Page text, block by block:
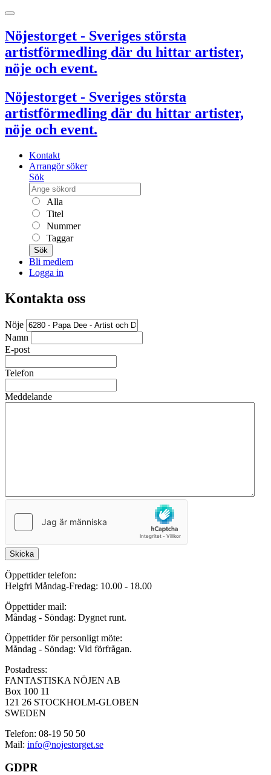
Nöjestorget - Sveriges största
artistförmedling där du hittar artister,
nöje och event.
Nöjestorget - Sveriges största
artistförmedling där du hittar artister,
nöje och event.
Kontakt
Arrangör söker
Sök
Alla
Titel
Nummer
Taggar
Sök
Bli medlem
Logga in
Kontakta oss
Nöje
Namn
E-post
Telefon
Meddelande
Skicka
Öppettider telefon:
Helgfri Måndag-Fredag: 10.00 - 18.00
Öppettider mail:
Måndag - Söndag: Dygnet runt.
Öppettider för personligt möte:
Måndag - Söndag: Vid förfrågan.
Postadress:
FANTASTISKA NÖJEN AB
Box 100 11
121 26 STOCKHOLM-GLOBEN
SWEDEN
Telefon: 08-19 50 50
Mail: info@nojestorget.se
GDPR